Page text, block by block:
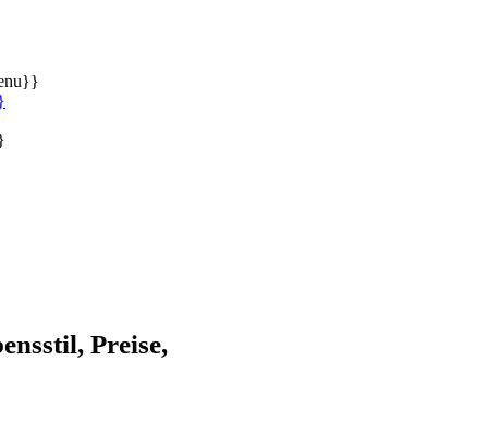
Preise,